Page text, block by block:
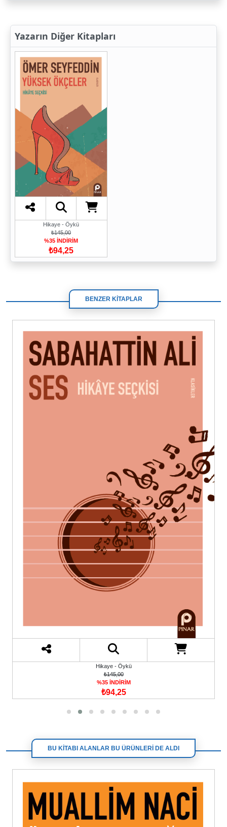
Yazarın Diğer Kitapları
Hikaye - Öykü
₺145,00
%35 İNDİRİM
₺94,25
BENZER KİTAPLAR
Hikaye - Öykü
₺145,00
%35 İNDİRİM
₺94,25
BU KİTABI ALANLAR BU ÜRÜNLERİ DE ALDI